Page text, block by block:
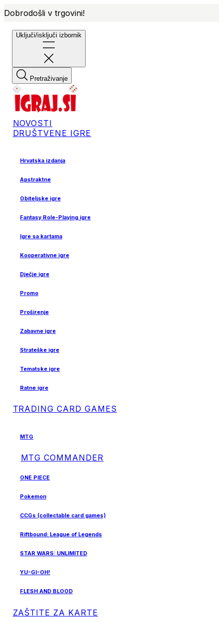
Dobrodošli v trgovini!
Uključi/isključi izbornik
Pretraživanje
NOVOSTI
DRUŠTVENE IGRE
Hrvatska izdanja
Apstraktne
Obiteljske igre
Fantasy Role-Playing igre
Igre sa kartama
Kooperativne igre
Dječje igre
Promo
Proširenje
Zabavne igre
Strateške igre
Tematske igre
Ratne igre
TRADING CARD GAMES
MTG
MTG COMMANDER
ONE PIECE
Pokemon
CCGs (collectable card games)
Riftbound: League of Legends
STAR WARS: UNLIMITED
YU-GI-OH!
FLESH AND BLOOD
ZAŠTITE ZA KARTE